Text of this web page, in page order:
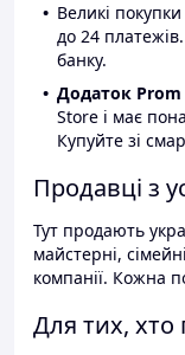
Великі
до 24
банку.
Додаток Prom
Store і має
Купуйте зі
Продавці з
Тут продають
майстерні,
компанії. Кожна
Для тих,